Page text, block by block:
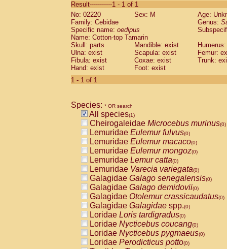
CebidaeSaguinus labiatus(0)
Cebidae Saguinus leucopus (0)
Cebidae
CebidaeSaguinus mystax
Cebidae Saguinus nigricollis (0)
Cebidae Saguinus oedipus
Cebidae Saguinus weddelli
Cebidae Saguinusspp.
Cebidae
CebidaeCebus capucinus
CebidaeCebus nigrivittatus
CebidaeCebus spp.(0)
CebidaeSaimiri boliviensis(0)
CebidaeSaimiri sciureus(0)
AtelidaeAlouatta caraya(0)
AtelidaeAlouatta fusca(0)
AtelidaeAlouatta seniculus(0)
AtelidaeAlouattaspp.(0)
AtelidaeAteles belzebuth(0)
AtelidaeAteles geoffroyi(0)
AtelidaeAteles paniscus(0)
AtelidaeAtelesspp.(0)
AtelidaeLagothrix lagothricha(0)
AtelidaeLagothrix lagothricha cana
PitheciidaeCacajao calvus
Result-----------1 - 1 of 1
No: 02220
Sex: M
Age:
Family: Cebidae
Genus:
Specific name: oedipus
Name: Cotton-top Tamarin
Skull: parts
Mandible: exist
Ulna: exist
Scapula: exist
Femur:
Fibula: exist
Coxae: exist
Trunk:
Hand: exist
Foot: exist
1 - 1 of 1
Species: * OR search
All species(1)
Cheirogaleidae Microcebus murinus(0)
Lemuridae Eulemur fulvus(0)
Lemuridae Eulemur macaco(0)
Lemuridae Eulemur mongoz(0)
Lemuridae Lemur catta(0)
Lemuridae Varecia variegata(0)
Galagidae Galago senegalensis(0)
Galagidae Galago demidovii(0)
Galagidae Otolemur crassicaudatus(0)
Galagidae Galagidae spp.(0)
Loridae Loris tardigradus(0)
Loridae Nycticebus coucang(0)
Loridae Nycticebus pygmaeus(0)
Loridae Perodicticus potto(0)